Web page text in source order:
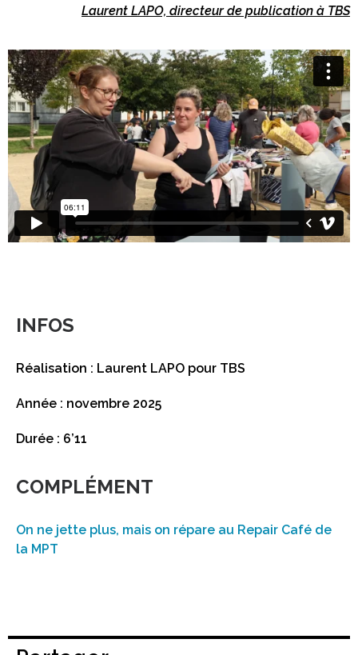
Laurent LAPO, directeur de publication à TBS
INFOS
Réalisation : Laurent LAPO pour TBS
Année : novembre 2025
Durée : 6’11
COMPLÉMENT
On ne jette plus, mais on répare au Repair Café de
la MPT